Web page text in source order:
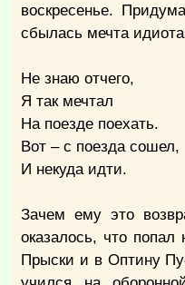
воскресенье.
сбылась мечта
Не знаю отчего,
Я так мечтал
На поезде поехать.
Вот – с поезда сошел,
И некуда идти.
Зачем ему это
оказалось, что
Прыски и в Оптину